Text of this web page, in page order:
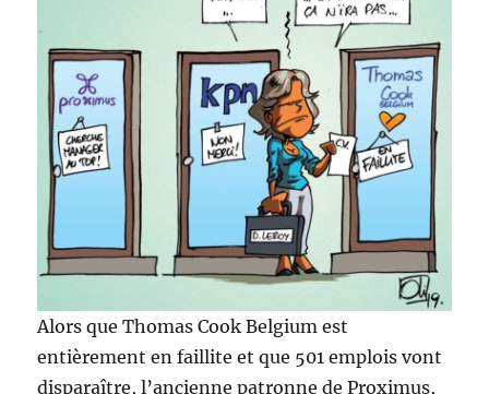
Alors que Thomas Cook Belgium est
entièrement en faillite et que 501 emplois vont
disparaître, l’ancienne patronne de Proximus,